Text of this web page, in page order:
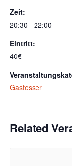
Zeit:
20:30 - 22:00
Eintritt:
40€
Gastesser
Related